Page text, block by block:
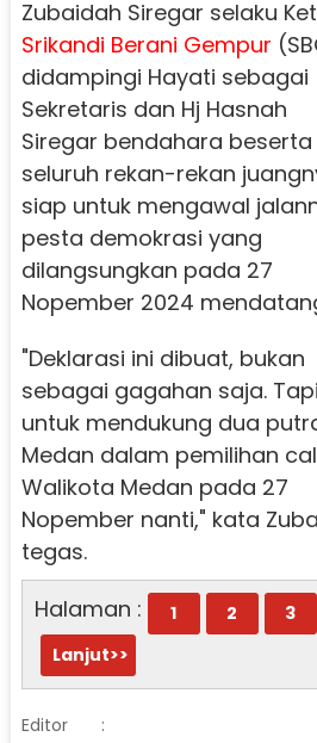
Zubaidah Siregar selaku
Srikandi Berani Gempur
didampingi Hayati sebagai
Sekretaris dan Hj Hasnah
Siregar bendahara beserta
seluruh rekan-rekan
siap untuk mengawal
pesta demokrasi yang
dilangsungkan pada 27
Nopember 2024
"Deklarasi ini dibuat, bukan
sebagai gagahan saja. Tapi
untuk mendukung dua
Medan dalam pemilihan
Walikota Medan pada 27
Nopember nanti," kata
tegas.
Halaman :
1 2
3
Lanjut>>
Editor :